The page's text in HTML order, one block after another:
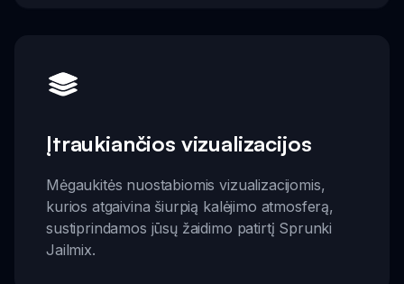
Įtraukiančios vizualizacijos
Mėgaukitės nuostabiomis vizualizacijomis,
kurios atgaivina šiurpią kalėjimo atmosferą,
sustiprindamos jūsų žaidimo patirtį Sprunki
Jailmix.